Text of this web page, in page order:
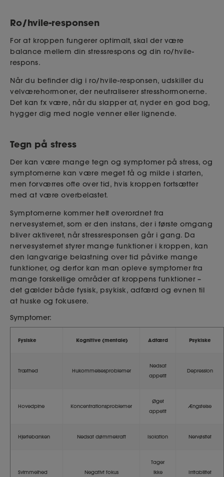
Ro/hvile-responsen
For at kroppen fungerer optimalt, skal der være
balance mellem din stressrespons og din ro/hvile-
respons.
Når du befinder dig i ro/hvile-responsen, udskiller du
velværehormoner, der neutraliserer stresshormonerne.
Det kan fx være, når du slapper af, nyder en god bog,
hygger dig med nogle venner eller lignende.
Tegn på stress
Der kan være mange tegn og symptomer på stress, og
symptomerne kan være meget få og milde i starten,
men forværres ofte over tid, hvis kroppen fortsætter
med at være overbelastet.
Symptomerne kommer helt overordnet fra
nervesystemet, som er den instans, der i første omgang
bliver aktiveret, når stressresponsen går i gang. Da
nervesystemet styrer mange funktioner i kroppen, kan
den langvarige belastning over tid påvirke mange
funktioner, og derfor kan man opleve symptomer fra
mange forskellige områder af kroppens funktioner –
det gælder både fysisk, psykisk, adfærd og evnen til
at huske og fokusere.
Symptomer:
Fysiske Kognitive (mentale) Adfærd Psykiske
Træthed Hukommelsesproblemer
Nedsat
appetit
Depression
Hovedpine Koncentrationsproblemer
Øget
appetit
Ængstelse
Hjertebanken Nedsat dømmekraft Isolation Nervøsitet
Svimmelhed Negativt fokus
Tager
ikke
Irritabilitet